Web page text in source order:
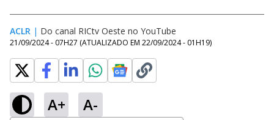
ACLR | Do canal RICtv Oeste no YouTube
21/09/2024 - 07H27 (ATUALIZADO EM 22/09/2024 - 01H19)
A+ A-